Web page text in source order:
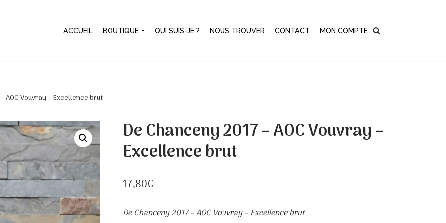
ACCUEIL BOUTIQUE QUI SUIS-JE ? NOUS TROUVER CONTACT MON COMPTE
AOC Vouvray – Excellence brut
De Chanceny 2017 – AOC Vouvray –
Excellence brut
17,80€
De Chanceny 2017 – AOC Vouvray – Excellence brut